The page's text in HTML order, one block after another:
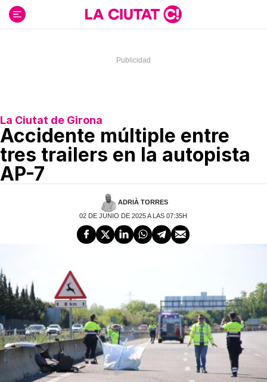
contenido
La Ciutat de Girona
Accidente múltiple entre
tres trailers en la autopista
AP-7
ADRIÀ TORRES
02 DE JUNIO DE 2025 A LAS 07:35H